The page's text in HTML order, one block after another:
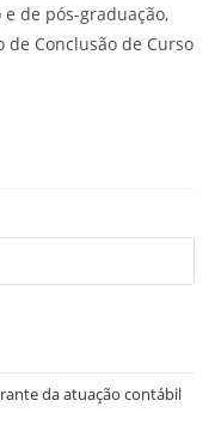
de pós-graduação,
Conclusão de Curso
da atuação contábil